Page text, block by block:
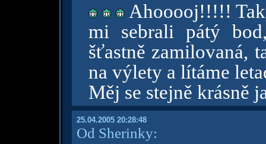
Ahooooj!!!!!
mi sebrali pátý
šťastně zamilovaná,
na výlety a lítáme
Měj se stejně krásně
25.04.2005 20:28:48
Od Sherinky: